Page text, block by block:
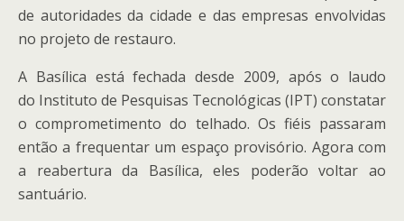
de autoridades da cidade e das empresas envolvidas
no projeto de restauro.
A Basílica está fechada desde 2009, após o laudo
do Instituto de Pesquisas Tecnológicas (IPT) constatar
o comprometimento do telhado. Os fiéis passaram
então a frequentar um espaço provisório. Agora com
a reabertura da Basílica, eles poderão voltar ao
santuário.